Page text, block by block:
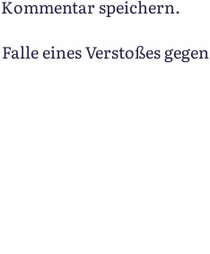
speichern.
eines Verstoßes gegen